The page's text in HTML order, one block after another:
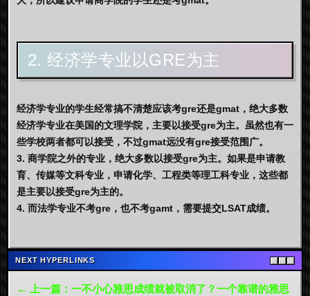
2. 经济学专业以GRE为主
经济学专业的学生经常搞不清楚应该考gre还是gmat，绝大多数
经济学专业在美国的文理学院，主要以接受gre为主。虽然也有一
些学校两者都可以接受，不过gmat远没有gre接受范围广。
3. 商学院之外的专业，绝大多数以接受gre为主。如果是申请教
育、传媒等文科专业，申请化学、工程类等理工科专业，这些都
是主要以接受gre为主的。
4. 而法学专业不考gre，也不考gamt，需要提交LSAT成绩。
NEXT HYPERLINKS
← 上一篇：一不小心雅思成绩就被取消了？一个靠谱的雅思